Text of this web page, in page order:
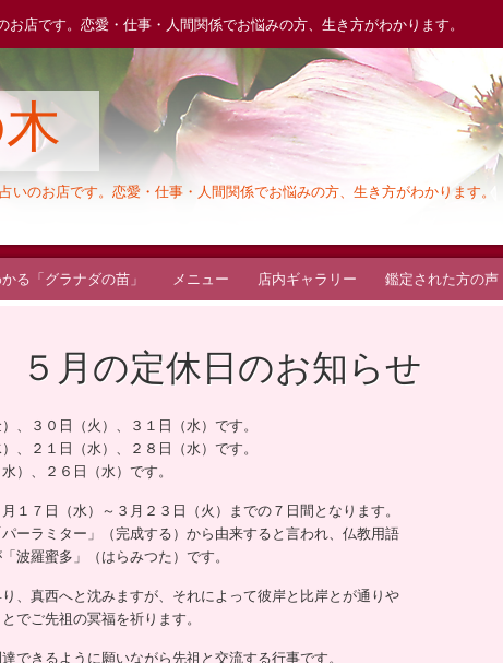
店です。恋愛・仕事・人間関係でお悩みの方、生き方がわかります。
いのお店です。恋愛・仕事・人間関係でお悩みの方、生き方がわかります。
る「グラナダの苗」 メニュー 店内ギャラリー 鑑定された方の声
５月の定休日のお知らせ
、３０日（火）、３１日（水）です。
、２１日（水）、２８日（水）です。
）、２６日（水）です。
１７日（水）～３月２３日（火）までの７日間となります。
ーラミター」（完成する）から由来すると言われ、仏教用語
波羅蜜多」（はらみつた）です。
、真西へと沈みますが、それによって彼岸と比岸とが通りや
でご先祖の冥福を祈ります。
できるように願いながら先祖と交流する行事です。